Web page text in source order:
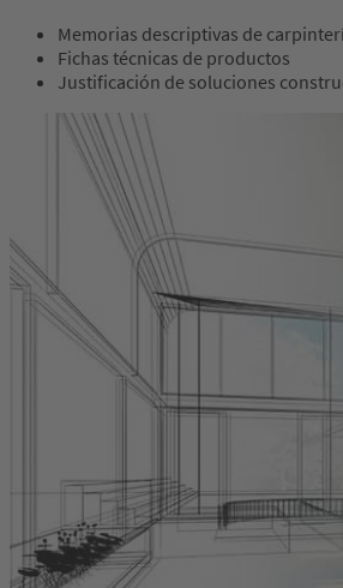
Memorias descriptivas de
Fichas técnicas de productos
Justificación de soluciones